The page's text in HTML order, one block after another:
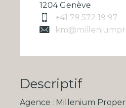
1204 Genève
+41 79 572 19 97
Descriptif
Agence : Millenium